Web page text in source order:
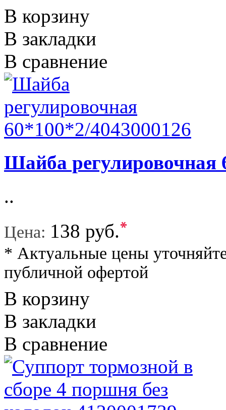
В корзину
В закладки
В сравнение
Шайба регулировочная
..
Цена: 138 руб.*
* Актуальные цены
публичной офертой
В корзину
В закладки
В сравнение